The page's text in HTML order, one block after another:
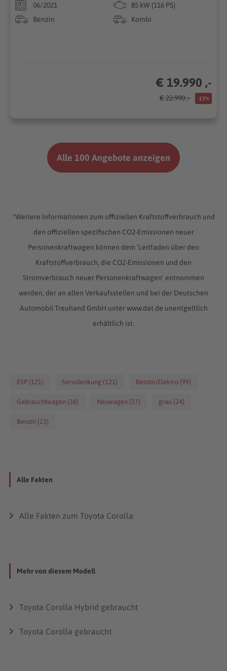
06/2021
85 kW (116 PS)
Benzin
Kombi
€ 19.990 ,-
€ 22.990 ,- -13%
Alle 100 Angebote anzeigen
*Weitere Informationen zum offiziellen Kraftstoffverbrauch und
den offiziellen spezifischen CO2-Emissionen neuer
Personenkraftwagen können dem ‘Leitfaden über den
Kraftstoffverbrauch, die CO2-Emissionen und den
Stromverbrauch neuer Personenkraftwagen’ entnommen
werden, der an allen Verkaufsstellen und bei der Deutschen
Automobil Treuhand GmbH unter www.dat.de unentgeltlich
erhältlich ist.
ESP (121) Servolenkung (121) Benzin/Elektro (99)
Gebrauchtwagen (38) Neuwagen (37) grau (24)
Benzin (23)
Alle Fakten
Alle Fakten zum Toyota Corolla
Mehr von diesem Modell
Toyota Corolla Hybrid gebraucht
Toyota Corolla gebraucht